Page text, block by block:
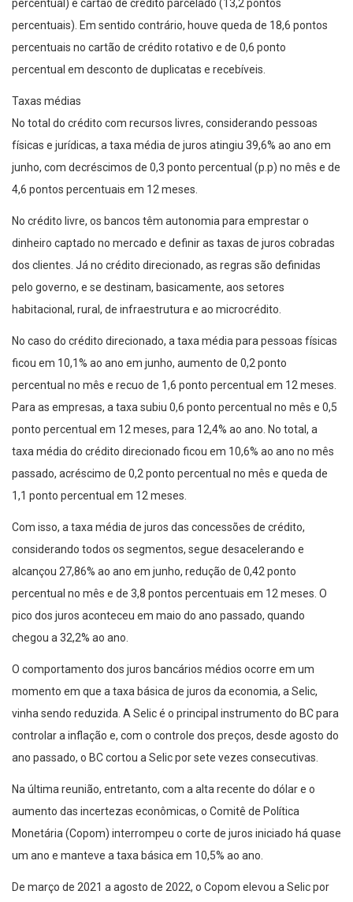
percentual) e cartão de crédito parcelado (13,2 pontos
percentuais). Em sentido contrário, houve queda de 18,6 pontos
percentuais no cartão de crédito rotativo e de 0,6 ponto
percentual em desconto de duplicatas e recebíveis.
Taxas médias
No total do crédito com recursos livres, considerando pessoas
físicas e jurídicas, a taxa média de juros atingiu 39,6% ao ano em
junho, com decréscimos de 0,3 ponto percentual (p.p) no mês e de
4,6 pontos percentuais em 12 meses.
No crédito livre, os bancos têm autonomia para emprestar o
dinheiro captado no mercado e definir as taxas de juros cobradas
dos clientes. Já no crédito direcionado, as regras são definidas
pelo governo, e se destinam, basicamente, aos setores
habitacional, rural, de infraestrutura e ao microcrédito.
No caso do crédito direcionado, a taxa média para pessoas físicas
ficou em 10,1% ao ano em junho, aumento de 0,2 ponto
percentual no mês e recuo de 1,6 ponto percentual em 12 meses.
Para as empresas, a taxa subiu 0,6 ponto percentual no mês e 0,5
ponto percentual em 12 meses, para 12,4% ao ano. No total, a
taxa média do crédito direcionado ficou em 10,6% ao ano no mês
passado, acréscimo de 0,2 ponto percentual no mês e queda de
1,1 ponto percentual em 12 meses.
Com isso, a taxa média de juros das concessões de crédito,
considerando todos os segmentos, segue desacelerando e
alcançou 27,86% ao ano em junho, redução de 0,42 ponto
percentual no mês e de 3,8 pontos percentuais em 12 meses. O
pico dos juros aconteceu em maio do ano passado, quando
chegou a 32,2% ao ano.
O comportamento dos juros bancários médios ocorre em um
momento em que a taxa básica de juros da economia, a Selic,
vinha sendo reduzida. A Selic é o principal instrumento do BC para
controlar a inflação e, com o controle dos preços, desde agosto do
ano passado, o BC cortou a Selic por sete vezes consecutivas.
Na última reunião, entretanto, com a alta recente do dólar e o
aumento das incertezas econômicas, o Comitê de Política
Monetária (Copom) interrompeu o corte de juros iniciado há quase
um ano e manteve a taxa básica em 10,5% ao ano.
De março de 2021 a agosto de 2022, o Copom elevou a Selic por